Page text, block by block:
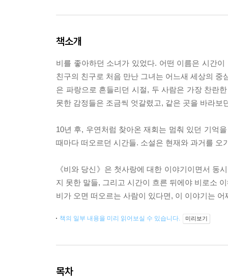
책소개
비를 좋아하던 소녀가 있었다. 어떤 이름은 시간
친구의 친구로 처음 만난 그녀는 어느새 세상의
은 파랑으로 흔들리던 시절, 두 사람은 가장 찬란
못한 감정들은 조금씩 엇갈렸고, 같은 곳을 바라
10년 후, 우연처럼 찾아온 재회는 멈춰 있던 기억
때마다 떠오르던 시간들. 소설은 현재와 과거를
《비와 당신》은 첫사랑에 대한 이야기이면서 동
지 못한 말들, 그리고 시간이 흐른 뒤에야 비로소
비가 오면 떠오르는 사람이 있다면, 이 이야기는
책의 일부 내용을 미리 읽어보실 수 있습니다. 미리보기
목차